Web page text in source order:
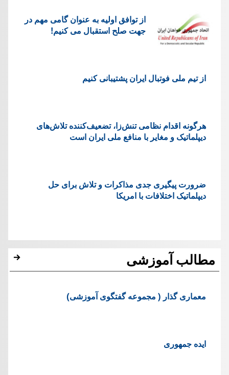
از توافق اولیه به عنوان گامی مهم در
جهت صلح استقبال می کنیم!
از تیم ملی فوتبال ایران پشتیبانی کنیم
هرگونه اقدام نظامی تنش‌زا، تضعیف‌کننده تلاش‌های
دیپلماتیک و مغایر با منافع ملی ایران است
ضرورت پیگیری جدی مذاکرات و تلاش برای حل
دیپلماتیک اختلافات با امریکا
مطالب آموزشی
معماری گذار ( مجموعه گفتگوی آموزشی)
ایده جمهوری